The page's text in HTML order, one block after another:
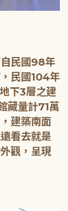
民國98年
民國104年
下3層之建
藏量計71萬
建築南面
看去就是
觀，呈現